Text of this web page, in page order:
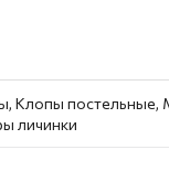
Клопы постельные,
личинки